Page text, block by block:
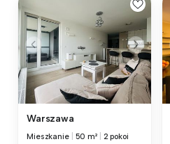
Warszawa
Mieszkanie 50 m² 2 pokoi